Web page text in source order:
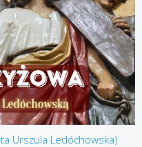
Urszula Ledóchowska)